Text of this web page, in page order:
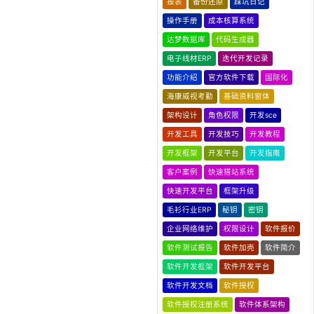
操作手册 成本核算系统
达梦数据库 代码生成器
电子线材ERP 迭代开发记录
功能介绍 官方软件下载 国际化
海康威视考勤 基础资料窗体
架构设计 角色权限 开发sce
开发工具 开发技巧 开发教程
开发框架 开发平台 开发指南
客户案例 快速搭站系统
快速开发平台 框架升级
毛衫行业ERP 秘钥 密钥
企业网络维护 权限设计 软件报价
软件测试报告 软件加壳 软件简介
软件开发框架 软件开发平台
软件开发文档 软件授权
软件授权注册系统 软件体系架构